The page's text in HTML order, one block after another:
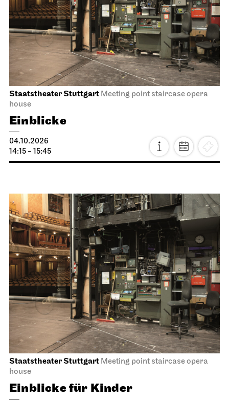
Staatstheater Stuttgart Meeting point staircase opera
house
Einblicke
04.10.2026
14:15 - 15:45
Staatstheater Stuttgart Meeting point staircase opera
house
Einblicke für Kinder